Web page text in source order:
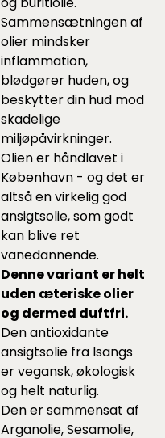
Sammensætningen af
olier mindsker
inflammation,
blødgører huden, og
beskytter din hud mod
skadelige
miljøpåvirkninger.
Olien er håndlavet i
København - og det er
altså en virkelig god
ansigtsolie, som godt
kan blive ret
vanedannende.
Denne variant er helt
uden æteriske olier
og dermed duftfri.
Den antioxidante
ansigtsolie fra Isangs
er vegansk, økologisk
og helt naturlig.
Den er sammensat af
Arganolie, Sesamolie,